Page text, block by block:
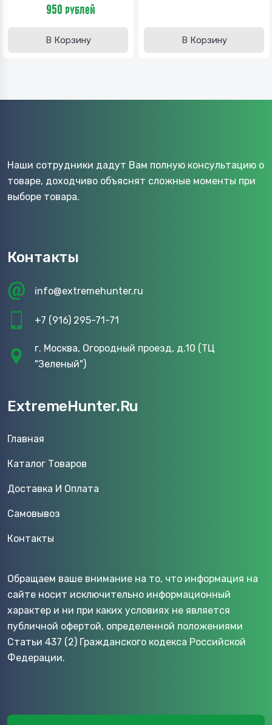
950 рублей
В Корзину В Корзину
Наши сотрудники дадут Вам полную консультацию о
товаре, доходчиво объяснят сложные моменты при
выборе товара.
Контакты
info@extremehunter.ru
+7 (916) 295-71-71
г. Москва, Огородный проезд, д.10 (ТЦ
"Зеленый")
ExtremeHunter.Ru
Главная
Каталог Товаров
Доставка И Оплата
Самовывоз
Контакты
Обращаем ваше внимание на то, что информация на
сайте носит исключительно информационный
характер и ни при каких условиях не является
публичной офертой, определенной положениями
Статьи 437 (2) Гражданского кодекса Российской
Федерации.